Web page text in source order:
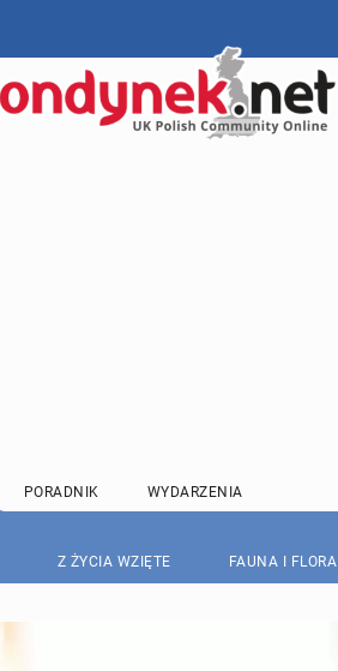
PORADNIK WYDARZENIA
Z ŻYCIA WZIĘTE FAUNA I FLORA